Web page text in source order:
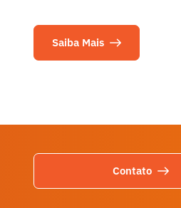
Saiba Mais
Contato